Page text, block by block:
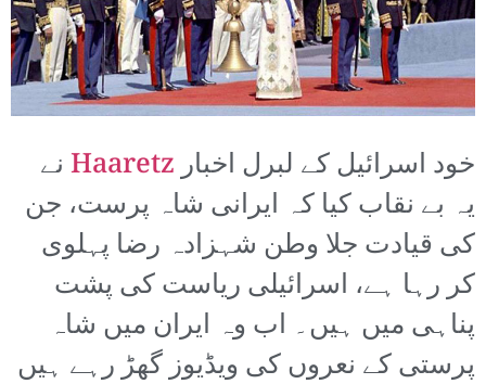
خود اسرائیل کے لبرل اخبارHaaretzنے
یہ بے نقاب کیا کہ ایرانی شاہ پرست، جن
کی قیادت جلا وطن شہزادہ رضا پہلوی
کر رہا ہے، اسرائیلی ریاست کی پشت
پناہی میں ہیں۔ اب وہ ایران میں شاہ
پرستی کے نعروں کی ویڈیوز گھڑ رہے ہیں